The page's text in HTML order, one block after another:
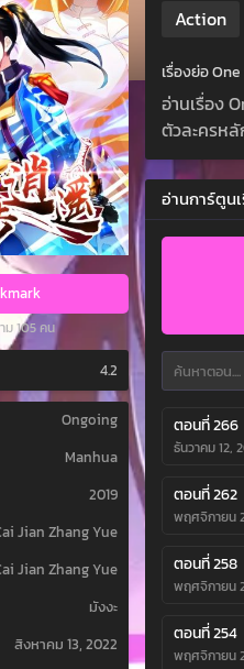
105 คน
4.2
Ongoing
Manhua
2019
Jian Zhang Yue
Jian Zhang Yue
มังงะ
สิงหาคม 13, 2022
Action
เรื่องย่อ
อ่านเรื่อง
ตัวละครห
อ่านการ์ตูน
ตอนที่ 266
ธันวาคม 12,
ตอนที่ 262
พฤศจิกายน
ตอนที่ 258
พฤศจิกายน
ตอนที่ 254
พฤศจิกายน